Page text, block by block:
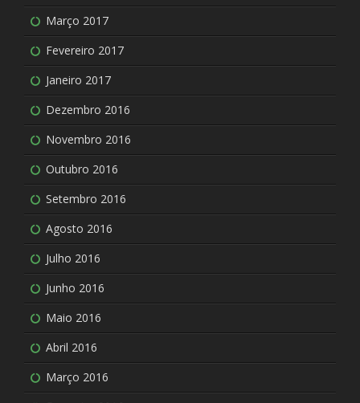
Março 2017
Fevereiro 2017
Janeiro 2017
Dezembro 2016
Novembro 2016
Outubro 2016
Setembro 2016
Agosto 2016
Julho 2016
Junho 2016
Maio 2016
Abril 2016
Março 2016